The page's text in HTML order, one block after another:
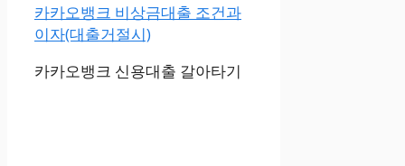
카카오뱅크 비상금대출 조건과
이자(대출거절시)
카카오뱅크 신용대출 갈아타기